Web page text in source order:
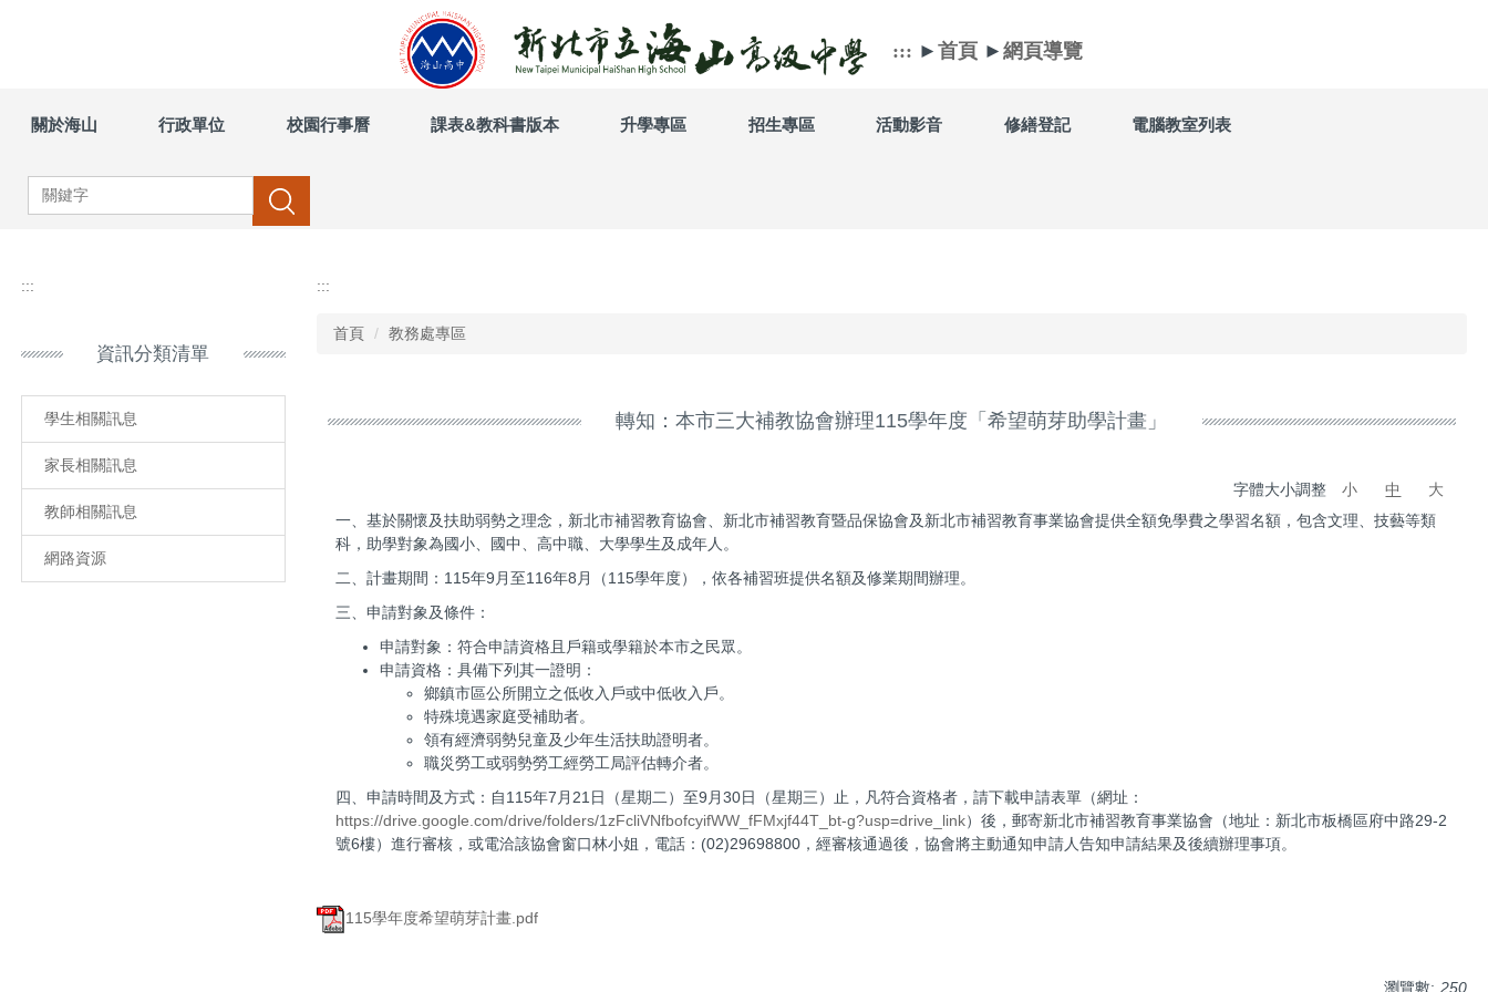
::: ► 首頁 ► 網頁導覽
關於海山 行政單位 校園行事曆 課表&教科書版本 升學專區 招生專區 活動影音 修繕登記 電腦教室列表
搜尋
:::
資訊分類清單
學生相關訊息
家長相關訊息
教師相關訊息
網路資源
:::
首頁 教務處專區
轉知：本市三大補教協會辦理115學年度「希望萌芽助學計畫」
字體大小調整 小 中
大
一、基於關懷及扶助弱勢之理念，新北市補習教育協會、新北市補習教育暨品保協會及新北市補習教育事業協會提供全額免學費之學習名額，包含文理、技藝等類
科，助學對象為國小、國中、高中職、大學學生及成年人。
二、計畫期間：115年9月至116年8月（115學年度），依各補習班提供名額及修業期間辦理。
三、申請對象及條件：
申請對象：符合申請資格且戶籍或學籍於本市之民眾。
申請資格：具備下列其一證明：
鄉鎮市區公所開立之低收入戶或中低收入戶。
特殊境遇家庭受補助者。
領有經濟弱勢兒童及少年生活扶助證明者。
職災勞工或弱勢勞工經勞工局評估轉介者。
四、申請時間及方式：自115年7月21日（星期二）至9月30日（星期三）止，凡符合資格者，請下載申請表單（網址：
https://drive.google.com/drive/folders/1zFcliVNfbofcyifWW_fFMxjf44T_bt-g?usp=drive_link）後，郵寄新北市補習教育事業協會（地址：新北市板橋區府中路29-2
號6樓）進行審核，或電洽該協會窗口林小姐，電話：(02)29698800，經審核通過後，協會將主動通知申請人告知申請結果及後續辦理事項。
115學年度希望萌芽計畫.pdf
瀏覽數: 250